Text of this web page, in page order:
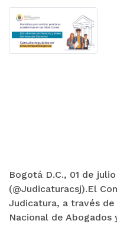
Bogotá D.C., 01 de
(@Judicaturacsj).El
Judicatura, a través
Nacional de Abogados